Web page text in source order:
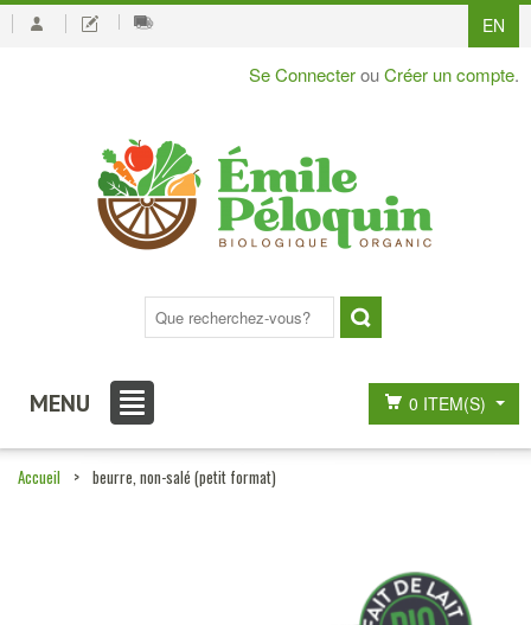
EN
Se ConnecterouCréer un compte.
MENU 0 ITEM(S)
Accueil > beurre, non-salé (petit format)